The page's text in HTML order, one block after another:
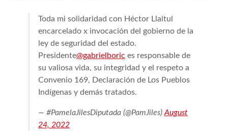
Toda mi solidaridad con Héctor Llaitul
encarcelado x invocación del gobierno de la
ley de seguridad del estado.
Presidente@gabrielboric es responsable de
su valiosa vida, su integridad y el respeto a
Convenio 169, Declaración de Los Pueblos
Indígenas y demás tratados.
— #PamelaJilesDiputada (@PamJiles) August
24, 2022